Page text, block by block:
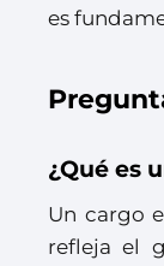
es
¿Qué es
Un cargo
refleja el